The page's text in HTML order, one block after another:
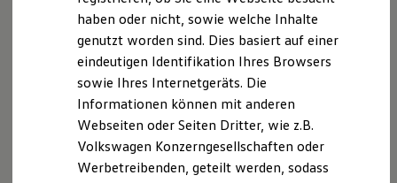
R-Modelle
R Experience
Driving Experience
Volkswagen entdecken
Werkbesichtigung
Lifestyle Shop
T-Roc Kollektion
Golf Kollektion
ID. Kollektion
Volkswagen Kollektion
Registrierungsnummer: D-OCW8-Z8AJI-11
zugehörige Standorte:
VW Pkw Isny
VW Pkw Leutkirch
VW Pkw | Audi Lindau
VW Pkw | VW Nutzfahrzeuge | Audi Memmingen
ŠKODA | Seat Memmingen
haben oder nicht, sowie welche Inhalte
genutzt worden sind. Dies basiert auf einer
eindeutigen Identifikation Ihres Browsers
sowie Ihres Internetgeräts. Die
Informationen können mit anderen
Webseiten oder Seiten Dritter, wie z.B.
Volkswagen Konzerngesellschaften oder
Werbetreibenden, geteilt werden, sodass